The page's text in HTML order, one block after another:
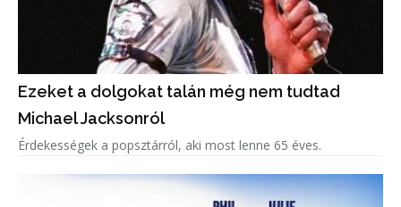
Ezeket a dolgokat talán még nem tudtad
Michael Jacksonról
Érdekességek a popsztárról, aki most lenne 65 éves.